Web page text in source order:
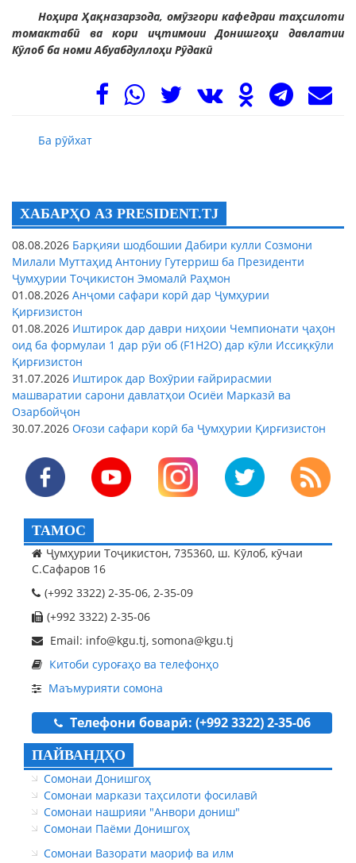
Ноҳира Ҳақназарзода, омӯзгори кафедраи таҳсилоти
томактабӣ ва кори иҷтимоии Донишгоҳи давлатии
Кӯлоб ба номи Абуабдуллоҳи Рӯдакӣ
Ба рӯйхат
ХАБАРҲО АЗ PRESIDENT.TJ
08.08.2026 Барқияи шодбошии Дабири кулли Созмони
Милали Муттаҳид Антониу Гутерриш ба Президенти
Ҷумҳурии Тоҷикистон Эмомалӣ Раҳмон
01.08.2026 Анҷоми сафари корӣ дар Ҷумҳурии
Қирғизистон
01.08.2026 Иштирок дар даври ниҳоии Чемпионати ҷаҳон
оид ба формулаи 1 дар рӯи об (F1H2O) дар кӯли Иссиқкӯли
Қирғизистон
31.07.2026 Иштирок дар Вохӯрии ғайрирасмии
машваратии сарони давлатҳои Осиёи Марказӣ ва
Озарбойҷон
30.07.2026 Оғози сафари корӣ ба Ҷумҳурии Қирғизистон
ТАМОС
Ҷумҳурии Тоҷикистон, 735360, ш. Кӯлоб, кӯчаи
С.Сафаров 16
(+992 3322) 2-35-06, 2-35-09
(+992 3322) 2-35-06
Email: info@kgu.tj, somona@kgu.tj
Китоби суроғаҳо ва телефонҳо
Маъмурияти сомона
Телефони боварӣ: (+992 3322) 2-35-06
ПАЙВАНДҲО
Сомонаи Донишгоҳ
Сомонаи маркази таҳсилоти фосилавӣ
Сомонаи нашрияи "Анвори дониш"
Сомонаи Паёми Донишгоҳ
Сомонаи Вазорати маориф ва илм